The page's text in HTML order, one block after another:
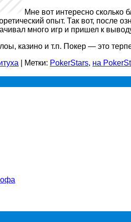
Мне вот интересно сколько
опыт. Так вот, после
много игр и пришел к
казино и т.п. Покер — это
Метки: PokerStars, на